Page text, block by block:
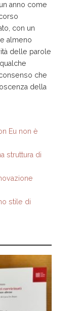
anno come
con un
almeno
delle parole
che
della
Eu non è
struttura di
stile di